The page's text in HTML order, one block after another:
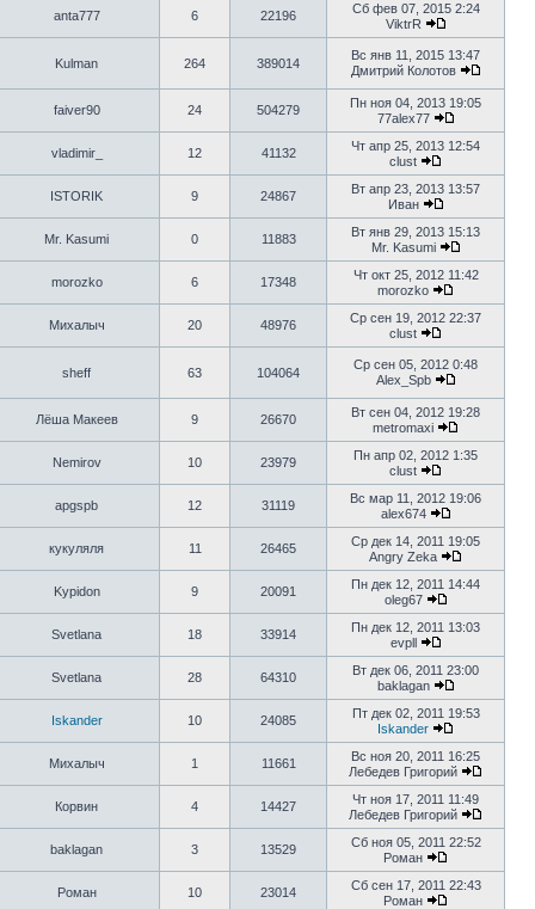
anta777 6 22196
Сб фев 07, 2015 2:24
ViktrR
Kulman 264 389014
Вс янв 11, 2015 13:47
Дмитрий Колотов
faiver90 24 504279
Пн ноя 04, 2013 19:05
77alex77
vladimir_ 12 41132
Чт апр 25, 2013 12:54
clust
ISTORIK 9 24867
Вт апр 23, 2013 13:57
Иван
Mr. Kasumi 0 11883
Вт янв 29, 2013 15:13
Mr. Kasumi
morozko 6 17348
Чт окт 25, 2012 11:42
morozko
Михалыч 20 48976
Ср сен 19, 2012 22:37
clust
sheff 63 104064
Ср сен 05, 2012 0:48
Alex_Spb
Лёша Макеев 9 26670
Вт сен 04, 2012 19:28
metromaxi
Nemirov 10 23979
Пн апр 02, 2012 1:35
clust
apgspb 12 31119
Вс мар 11, 2012 19:06
alex674
кукуляля 11 26465
Ср дек 14, 2011 19:05
Angry Zeka
Kypidon 9 20091
Пн дек 12, 2011 14:44
oleg67
Svetlana 18 33914
Пн дек 12, 2011 13:03
evpll
Svetlana 28 64310
Вт дек 06, 2011 23:00
baklagan
Iskander 10 24085
Пт дек 02, 2011 19:53
Iskander
Михалыч 1 11661
Вс ноя 20, 2011 16:25
Лебедев Григорий
Корвин 4 14427
Чт ноя 17, 2011 11:49
Лебедев Григорий
baklagan 3 13529
Сб ноя 05, 2011 22:52
Роман
Роман 10 23014
Сб сен 17, 2011 22:43
Роман